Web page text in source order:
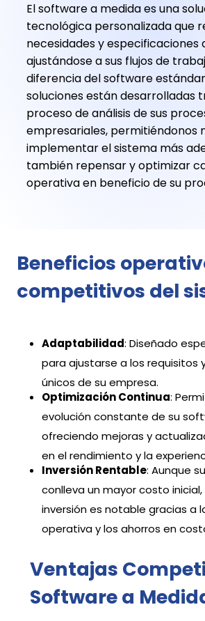
El software a medida es una
tecnológica personalizada que
necesidades y especificaciones
ajustándose a sus flujos de
diferencia del software
soluciones están desarrolladas
proceso de análisis de sus
empresariales, permitiéndonos
implementar el sistema más
también repensar y optimizar
operativa en beneficio de su
Beneficios
competitivos del
Adaptabilidad: Diseñado
para ajustarse a los requisitos
únicos de su empresa.
Optimización Continua:
evolución constante de su
ofreciendo mejoras y
en el rendimiento y la
Inversión Rentable: Aunque
conlleva un mayor costo
inversión es notable gracias a
operativa y los ahorros en
Ventajas
Software a